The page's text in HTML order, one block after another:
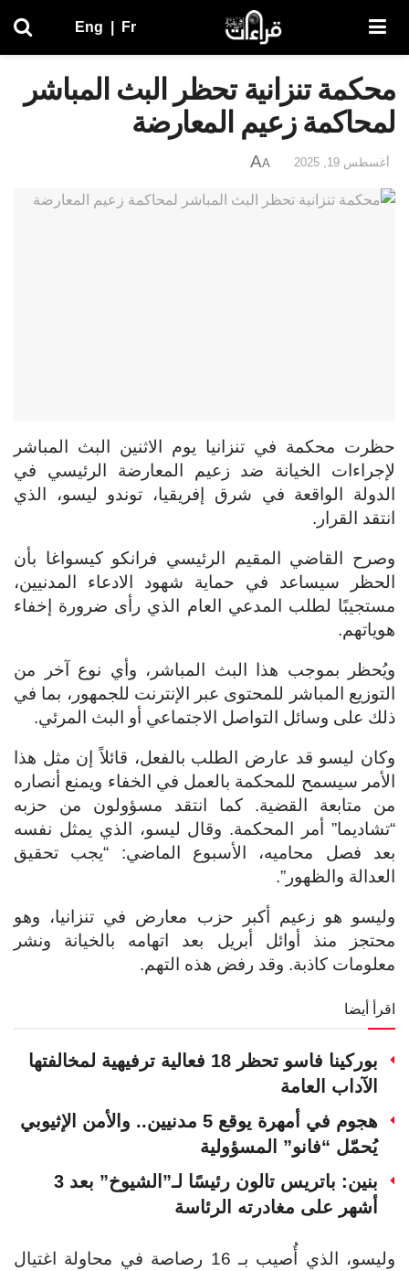
Eng Fr
محكمة تنزانية تحظر البث المباشر
لمحاكمة زعيم المعارضة
أغسطس 19, 2025 A
A
حظرت محكمة في تنزانيا يوم الاثنين البث المباشر
لإجراءات الخيانة ضد زعيم المعارضة الرئيسي في
الدولة الواقعة في شرق إفريقيا، توندو ليسو، الذي
انتقد القرار.
وصرح القاضي المقيم الرئيسي فرانكو كيسواغا بأن
الحظر سيساعد في حماية شهود الادعاء المدنيين،
مستجيبًا لطلب المدعي العام الذي رأى ضرورة إخفاء
هوياتهم.
ويُحظر بموجب هذا البث المباشر، وأي نوع آخر من
التوزيع المباشر للمحتوى عبر الإنترنت للجمهور، بما في
ذلك على وسائل التواصل الاجتماعي أو البث المرئي.
وكان ليسو قد عارض الطلب بالفعل، قائلاً إن مثل هذا
الأمر سيسمح للمحكمة بالعمل في الخفاء ويمنع أنصاره
من متابعة القضية. كما انتقد مسؤولون من حزبه
“تشاديما” أمر المحكمة. وقال ليسو، الذي يمثل نفسه
بعد فصل محاميه، الأسبوع الماضي: “يجب تحقيق
العدالة والظهور”.
وليسو هو زعيم أكبر حزب معارض في تنزانيا، وهو
محتجز منذ أوائل أبريل بعد اتهامه بالخيانة ونشر
معلومات كاذبة. وقد رفض هذه التهم.
اقرأ أيضا
بوركينا فاسو تحظر 18 فعالية ترفيهية لمخالفتها
الآداب العامة
هجوم في أمهرة يوقع 5 مدنيين.. والأمن الإثيوبي
يُحمّل “فانو” المسؤولية
بنين: باتريس تالون رئيسًا لـ”الشيوخ” بعد 3
أشهر على مغادرته الرئاسة
وليسو، الذي أُصيب بـ 16 رصاصة في محاولة اغتيال